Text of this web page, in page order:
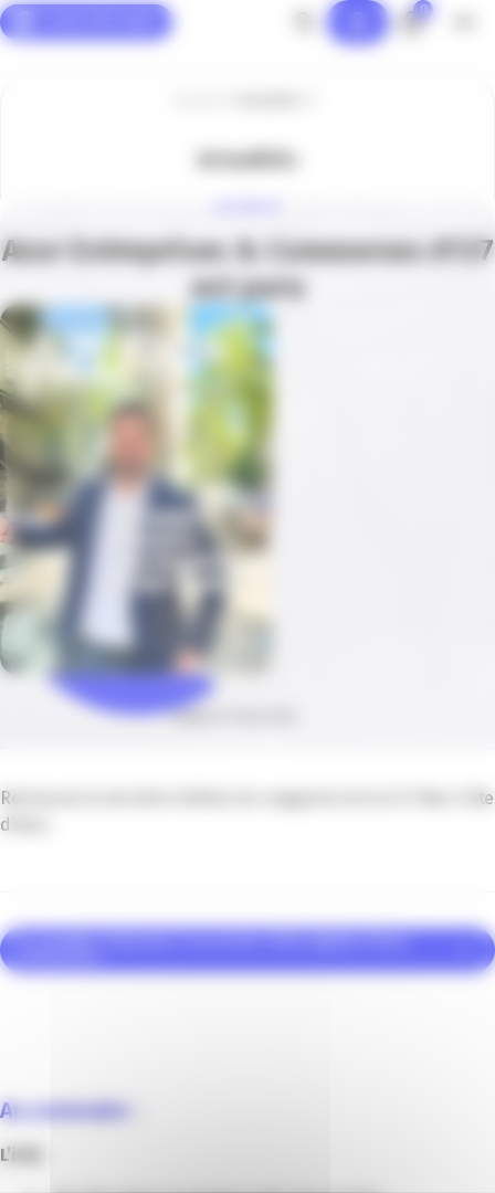
0
Actualités
Azur Entreprises & Commerces #137
est paru
Publié le 13 juin 2023
Retrouvez la dernière édition du magazine de la CCI Nice Côte
d’Azur.
Je souhaite m'abonner à la version 100% digitale d'Azur
Au sommaire :
L’info
Panneau de gestion des cookies